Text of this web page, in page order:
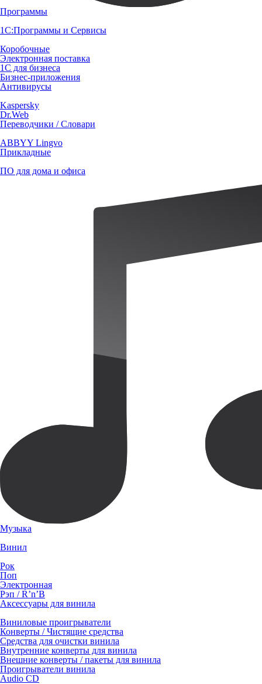
Программы
1С:Программы и Сервисы
Коробочные
Электронная поставка
1С для бизнеса
Бизнес-приложения
Антивирусы
Kaspersky
Dr.Web
Переводчики / Словари
ABBYY Lingvo
Прикладные
ПО для дома и офиса
Музыка
Винил
Рок
Поп
Электронная
Рэп / R’n’B
Аксессуары для винила
Виниловые проигрыватели
Конверты / Чистящие средства
Средства для очистки винила
Внутренние конверты для винила
Внешние конверты / пакеты для винила
Проигрыватели винила
Audio CD